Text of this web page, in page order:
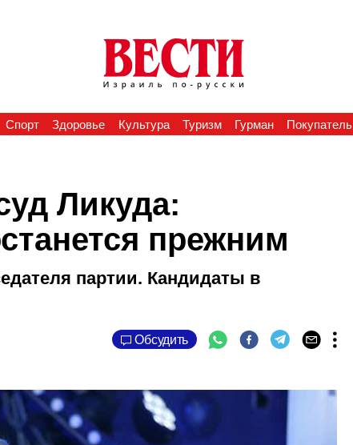
Спорт Здоровье Культура Туризм Гурман Покупатель
Ликуда:
прежним
партии. Кандидаты в
Обсудить